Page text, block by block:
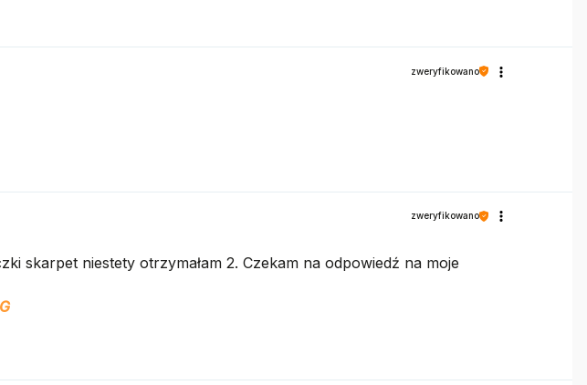
zweryfikowano
zweryfikowano
skarpet niestety otrzymałam 2. Czekam na odpowiedź na moje